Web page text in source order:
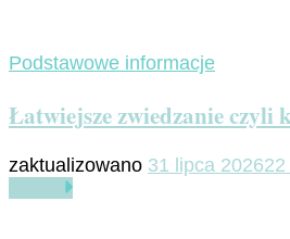
Podstawowe informacje
Łatwiejsze zwiedzanie czyli
zaktualizowano 31 lipca 2026